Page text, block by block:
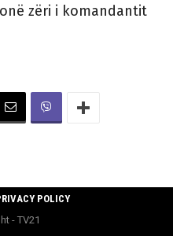
zëri i komandantit
POLICY
- TV21